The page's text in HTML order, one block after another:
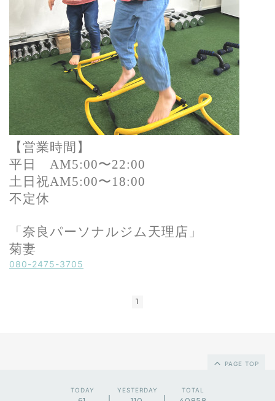
【営業時間】
平日 AM5:00〜22:00
土日祝AM5:00〜18:00
不定休
「奈良パーソナルジム天理店」
菊妻
080-2475-3705
1
PAGE TOP
TODAY YESTERDAY TOTAL